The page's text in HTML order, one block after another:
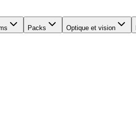
Packs Optique et vision